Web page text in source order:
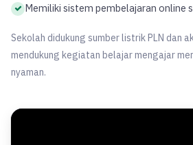
Memiliki sistem pembelajaran online
Sekolah didukung sumber listrik PLN dan
mendukung kegiatan belajar mengajar
nyaman.